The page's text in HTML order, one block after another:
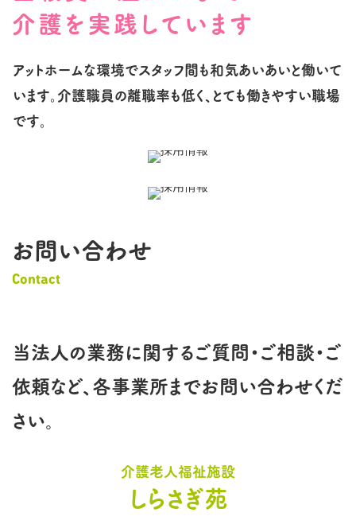
介護を実践しています
アットホームな環境でスタッフ間も和気あいあいと働いて
います。介護職員の離職率も低く、とても働きやすい職場
です。
お問い合わせ
Contact
当法人 の業務に関するご質問・ご相談・ご
依頼など、各事業所までお問い合わせくだ
さい。
介護老人福祉施設
しらさぎ苑